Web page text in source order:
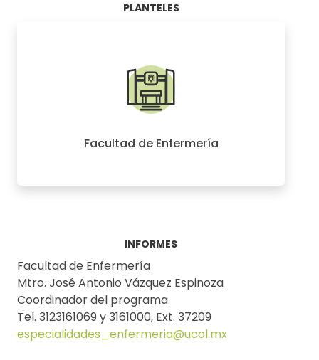
PLANTELES
Facultad de Enfermería
INFORMES
Facultad de Enfermería
Mtro. José Antonio Vázquez Espinoza
Coordinador del programa
Tel. 3123161069 y 3161000, Ext. 37209
especialidades_enfermeria@ucol.mx